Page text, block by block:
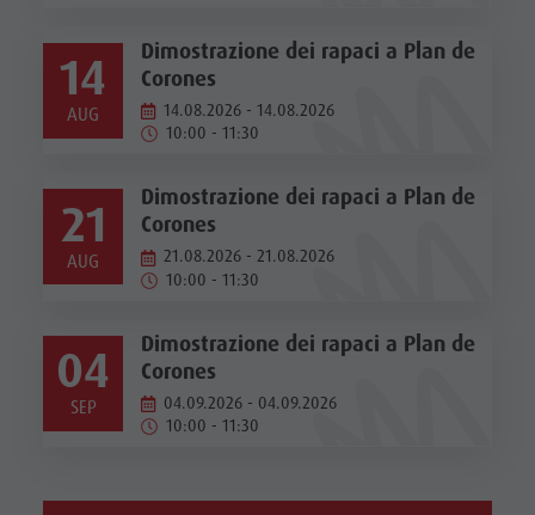
14
AUG
Dimostrazione dei rapaci a Plan de
Corones
14.08.2026 - 14.08.2026
10:00 - 11:30
21
AUG
Dimostrazione dei rapaci a Plan de
Corones
21.08.2026 - 21.08.2026
10:00 - 11:30
04
SEP
Dimostrazione dei rapaci a Plan de
Corones
04.09.2026 - 04.09.2026
10:00 - 11:30